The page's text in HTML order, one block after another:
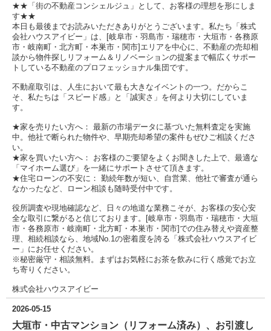
★★「街の不動産コンシェルジュ」として、お客様の理想を形にしま
す★★
本日も最後までお読みいただきありがとうございます。私たち「株式
会社ハウスアイビー」は、[岐阜市・羽島市・瑞穂市・大垣市・各務原
市・岐南町・北方町・本巣市・関市]エリアを中心に、不動産の売却相
談から物件探しリフォーム＆リノベーションの提案まで幅広くサポー
トしている不動産のプロフェッショナル集団です。
不動産取引は、人生において最も大きなイベントの一つ。だからこ
そ、私たちは「スピード感」と「誠実さ」を何より大切にしていま
す。
★家を売りたい方へ： 最新の市場データに基づいた無料査定を実施
中。他社で断られた物件や、早期売却希望の案件もぜひご相談くださ
い。
★家を買いたい方へ： お客様のご要望をよくお聞きした上で、最適な
「マイホーム選び」を一緒にサポートさせて頂きます。
★住宅ローンの不安に： 勤続年数が短い、自営業、他社で審査が通ら
なかったなど、ローン相談も随時受付中です。
役所調査や現地確認など、日々の地道な業務こそが、お客様の安心安
全な取引に繋がると信じております。[岐阜市・羽島市・瑞穂市・大垣
市・各務原市・岐南町・北方町・本巣市・関市]での住み替えや資産整
理、相続相談なら、地域No.1の密着度を誇る「株式会社ハウスアイビ
ー」にお任せください。
※秘密厳守・相談無料。まずはお気軽にお茶を飲みに行く感覚でお立
ち寄りください。
株式会社ハウスアイビー
2026-05-15
大垣市・中古マンション（リフォーム済み）、お引渡し